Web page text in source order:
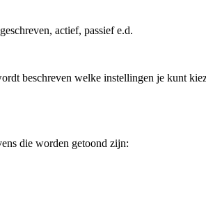
actief, passief e.d.
beschreven welke instellingen je kunt
die worden getoond zijn: